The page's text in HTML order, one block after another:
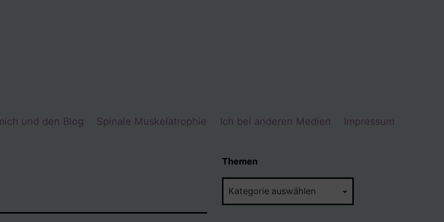
und den Blog Spinale Muskelatrophie Ich bei anderen Medien Impressum
Themen